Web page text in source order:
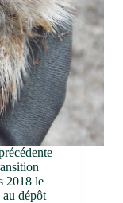
2018 le
dépôt